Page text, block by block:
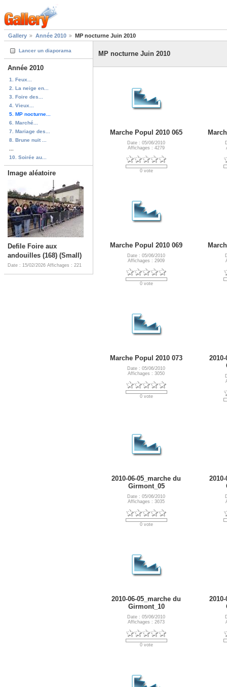
Gallery Année 2010 MP nocturne Juin 2010
Lancer un diaporama
Année 2010
1. Feux...
2. La neige en...
3. Foire des...
4. Vieux...
5. MP nocturne...
6. Marché...
7. Mariage des...
8. Brune nuit ...
10. Soirée au...
Image aléatoire
Defile Foire aux
andouilles (168) (Small)
Date : 15/02/2026 Affichages : 221
MP nocturne Juin 2010
Marche Popul 2010 065
Date : 05/06/2010
Affichages : 4279
0 vote
Marche Popul 2010 069
Date : 05/06/2010
Affichages : 2909
0 vote
Marche Popul 2010 073
Date : 05/06/2010
Affichages : 3050
0 vote
2010-06-05_marche du
Girmont_05
Date : 05/06/2010
Affichages : 3035
0 vote
2010-06-05_marche du
Girmont_10
Date : 05/06/2010
Affichages : 2673
0 vote